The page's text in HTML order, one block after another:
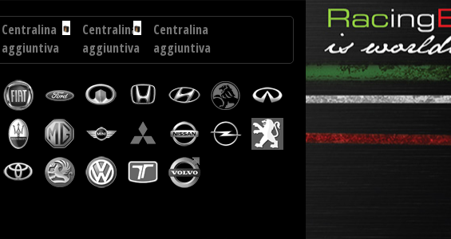
Centralina
aggiuntiva
Kia
Magnetis
2.0
CRDI
140
Centralina
aggiuntiva
Iveco
Euro
Cargo
Centralina
aggiuntiva
Ford
S-
Max
TDCI
210
cv